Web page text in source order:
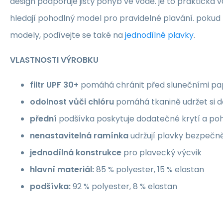
hledají pohodlný model pro pravidelné plavání.
modely, podívejte se také na jednodílné plavky.
VLASTNOSTI VÝROBKU
filtr UPF 30+ pomáhá chránit před slunečními
odolnost vůči chlóru pomáhá tkanině udržet si
přední podšívka poskytuje dodatečné krytí a
nenastavitelná ramínkaudržují plavky
jednodílná konstrukce pro plavecký výcvik
hlavní materiál:85 % polyester, 15 % elastan
podšívka:92 % polyester, 8 % elastan